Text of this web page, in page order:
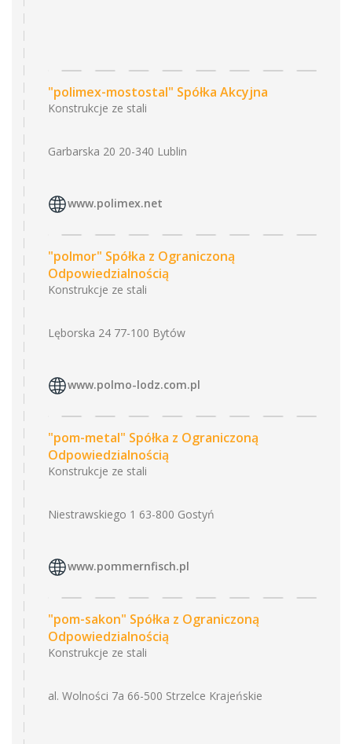
"polimex-mostostal" Spółka Akcyjna
Konstrukcje ze stali
Garbarska 20 20-340 Lublin
www.polimex.net
"polmor" Spółka z Ograniczoną
Odpowiedzialnością
Konstrukcje ze stali
Lęborska 24 77-100 Bytów
www.polmo-lodz.com.pl
"pom-metal" Spółka z Ograniczoną
Odpowiedzialnością
Konstrukcje ze stali
Niestrawskiego 1 63-800 Gostyń
www.pommernfisch.pl
"pom-sakon" Spółka z Ograniczoną
Odpowiedzialnością
Konstrukcje ze stali
al. Wolności 7a 66-500 Strzelce Krajeńskie